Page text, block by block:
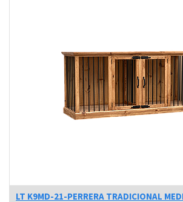
LT K9MD-21-PERRERA TRADICIONAL